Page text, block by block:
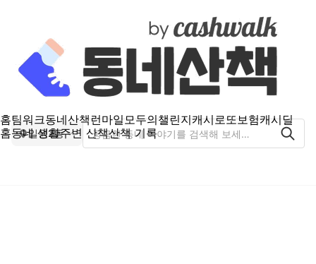
홈팀워크동네산책런마일모두의챌린지캐시로또보험캐시딜
홈동네 생활주변 산책산책 기록
일원2동